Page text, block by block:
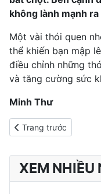
không lành mạnh
Một vài thói quen
thể khiến bạn mập
điều chỉnh những
và tăng cường sức
Minh Thư
Previous article: 10
Trang trước
XEM NHIỀU